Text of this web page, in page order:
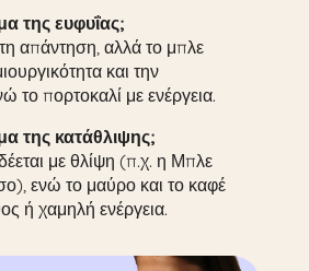
της ευφυΐας;
απάντηση, αλλά το μπλε
και την
το πορτοκαλί με ενέργεια.
της κατάθλιψης;
με θλίψη (π.χ. η Μπλε
ενώ το μαύρο και το καφέ
ή χαμηλή ενέργεια.